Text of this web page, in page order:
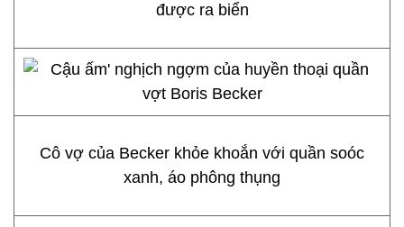
được ra biển
Cô vợ của Becker khỏe khoắn với quần soóc
xanh, áo phông thụng